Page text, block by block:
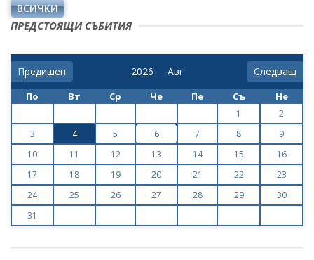
ВСИЧКИ
ПРЕДСТОЯЩИ СЪБИТИЯ
Предишен Следващ
По Вт Ср Че Пе Съ Не
1
2
3
4 5 6 7 8
9
10
11 12 13 14 15
16
17
18 19 20 21 22
23
24
25 26 27 28 29
30
31